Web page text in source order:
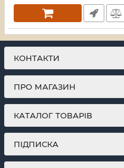
Артикул:UA-FOPFP24SCS-B
КОНТАКТИ
ПРО МАГАЗИН
КАТАЛОГ ТОВАРІВ
ПІДПИСКА